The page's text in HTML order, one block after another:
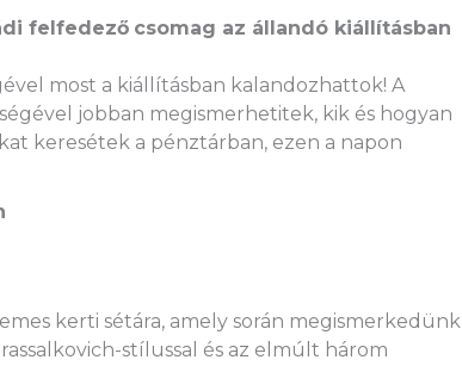
felfedező csomag az állandó kiállításban
most a kiállításban kalandozhattok! A
jobban megismerhetitek, kik és hogyan
keresétek a pénztárban, ezen a napon
kerti sétára, amely során megismerkedünk
stílussal és az elmúlt három